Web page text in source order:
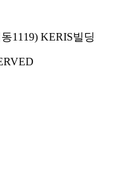
1119) KERIS빌딩